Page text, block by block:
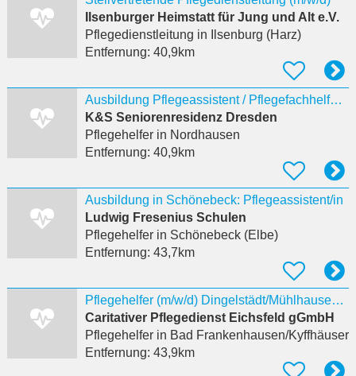
Ilsenburger Heimstatt für Jung und Alt e.V.
Pflegedienstleitung in Ilsenburg (Harz)
Entfernung: 40,9km
Ausbildung Pflegeassistent / Pflegefachhelfer (m/w/d) 2027 K&S Seniorenresidenz Nordhausen
K&S Seniorenresidenz Dresden
Pflegehelferin Nordhausen
Entfernung: 40,9km
Ausbildung in Schönebeck: Pflegeassistent/in
Ludwig Fresenius Schulen
Pflegehelferin Schönebeck (Elbe)
Entfernung: 43,7km
Pflegehelfer (m/w/d) Dingelstädt/Mühlhausen und Bad Frankenhausen
Caritativer Pflegedienst Eichsfeld gGmbH
Pflegehelferin Bad Frankenhausen/Kyffhäuser
Entfernung: 43,9km